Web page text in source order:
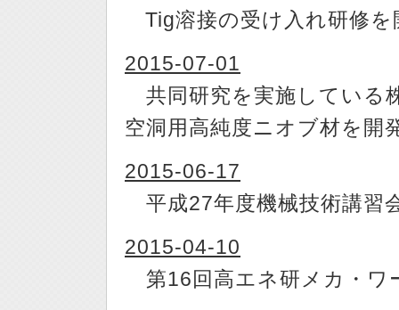
Tig溶接の受け入れ研修
2015-07-01
共同研究を実施している
空洞用高純度ニオブ材を
2015-06-17
平成27年度機械技術講習
2015-04-10
第16回高エネ研メカ・ワ